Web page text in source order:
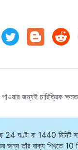
জন্যই চারিত্রিক
24 ঘণ্টা বা 1440 মিনিট
জন্য তাঁর বাক্য শিখতে 10